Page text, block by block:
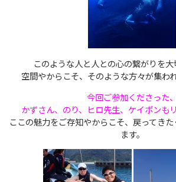
このような人と人との心の繋がりを
空間やからこそ、そのような方々が集わ
今回ご参加くださった、
かずさん、のり、ヒロ先生、ケイポンも
ここの魅力をご存知やからこそ、戻ってき
ます。